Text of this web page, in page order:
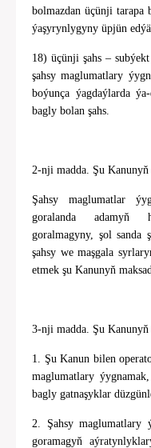
bolmazdan üçünji tarapa
ýaşyrynlygyny üpjün
18) üçünji şahs –
şahsy maglumatlary
boýunça ýagdaýlarda
bagly bolan şahs.
2-nji madda. Şu Kanunyň
Şahsy maglumatlar
goralanda adamyň
goralmagyny, şol sanda
şahsy we maşgala
etmek şu Kanunyň
3-nji madda. Şu Kanunyň
1. Şu Kanun bilen
maglumatlary
bagly gatnaşyklar
2. Şahsy maglumatlary
goramagyň